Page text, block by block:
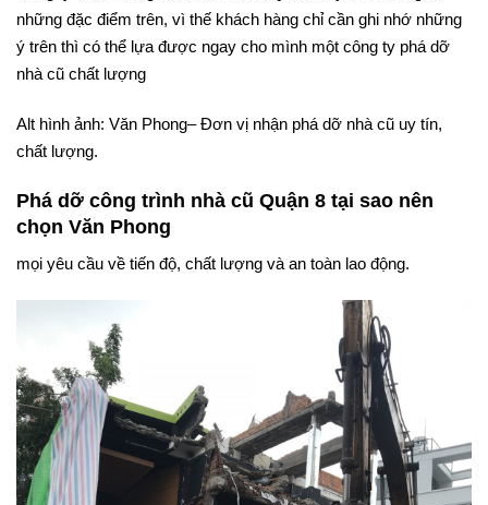
những đặc điểm trên, vì thế khách hàng chỉ cần ghi nhớ những
ý trên thì có thể lựa được ngay cho mình một công ty phá dỡ
nhà cũ chất lượng
Alt hình ảnh: Văn Phong– Đơn vị nhận phá dỡ nhà cũ uy tín,
chất lượng.
Phá dỡ công trình nhà cũ Quận 8 tại sao nên
chọn Văn Phong
mọi yêu cầu về tiến độ, chất lượng và an toàn lao động.